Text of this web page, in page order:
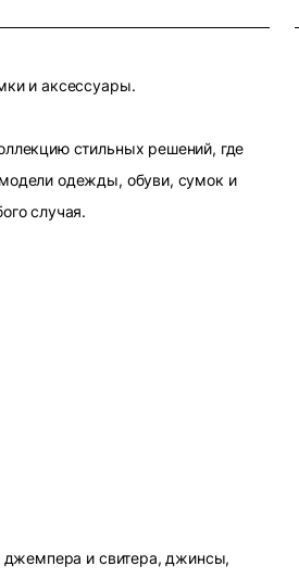
и аксессуары.
стильных решений, где
одежды, обуви, сумок и
случая.
и свитера, джинсы,